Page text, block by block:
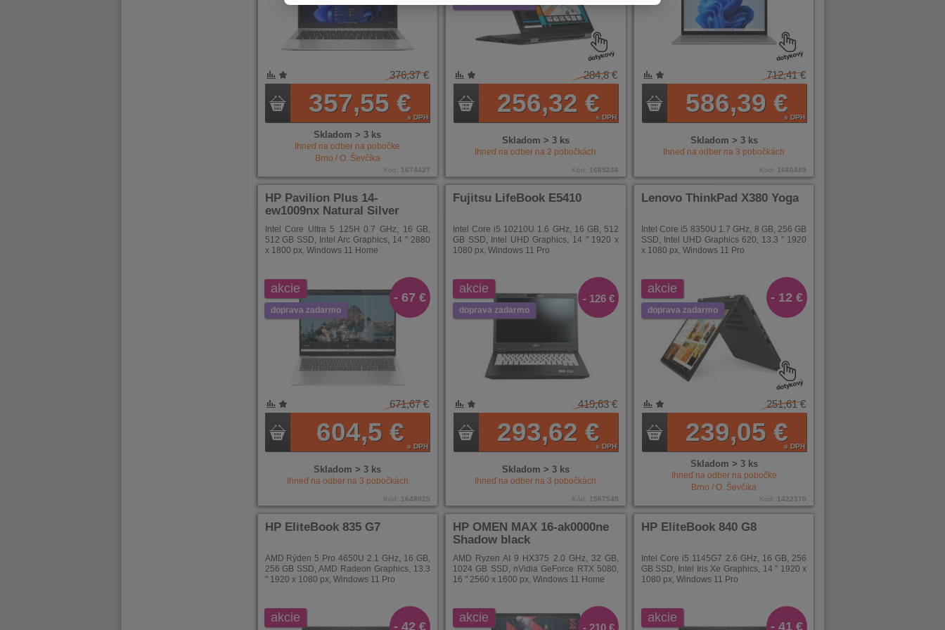
376,37 €
357,55 €s DPH
Skladom > 3 ks
Ihneď na odber na pobočke
Brno / O. Ševčíka
Kód: 1674427
284,8 €
256,32 €s DPH
Skladom > 3 ks
Ihneď na odber na2 pobočkách
Kód: 1685246
POROVNÁNÍ
OBLÍBENÉ 712,41 €
586,39 €s DPH
Skladom > 3 ks
Ihneď na odber na3 pobočkách
Kód: 1660489
HP Pavilion Plus 14-
ew1009nx Natural Silver
Intel Core Ultra 5 125H 0.7 GHz, 16 GB,
512 GB SSD, Intel Arc Graphics, 14 " 2880
x 1800 px, Windows 11 Home
akcie
doprava zadarmo
- 67 €
671,67 €
604,5 € s DPH
Skladom > 3 ks
Ihneď na odber na 3 pobočkách
Kód: 1648025
Fujitsu LifeBook E5410
Intel Core i5 10210U 1.6 GHz, 16 GB, 512
GB SSD, Intel UHD Graphics, 14 " 1920 x
1080 px, Windows 11 Pro
akcie
doprava zadarmo
- 126 €
419,63 €
293,62 €s DPH
Skladom > 3 ks
Ihneď na odber na3 pobočkách
Kód: 1567545
Lenovo ThinkPad X380 Yoga
Intel Core i5 8350U 1.7 GHz, 8 GB, 256 GB
SSD, Intel UHD Graphics 620, 13.3 " 1920
x 1080 px, Windows 11 Pro
akcie
doprava zadarmo
- 12 €
POROVNÁNÍ
OBLÍBENÉ 251,61 €
239,05 €s DPH
Skladom > 3 ks
Ihneď na odber na pobočke
Brno / O. Ševčíka
Kód: 1422370
HP EliteBook 835 G7
AMD Rýden 5 Pro 4650U 2.1 GHz, 16 GB,
256 GB SSD, AMD Radeon Graphics, 13.3
" 1920 x 1080 px, Windows 11 Pro
akcie
- 42 €
HP OMEN MAX 16-ak0000ne
Shadow black
AMD Ryzen AI 9 HX375 2.0 GHz, 32 GB,
1024 GB SSD, nVidia GeForce RTX 5080,
16 " 2560 x 1600 px, Windows 11 Home
akcie
- 210 €
HP EliteBook 840 G8
Intel Core i5 1145G7 2.6 GHz, 16 GB, 256
GB SSD, Intel Iris Xe Graphics, 14 " 1920 x
1080 px, Windows 11 Pro
akcie
- 41 €